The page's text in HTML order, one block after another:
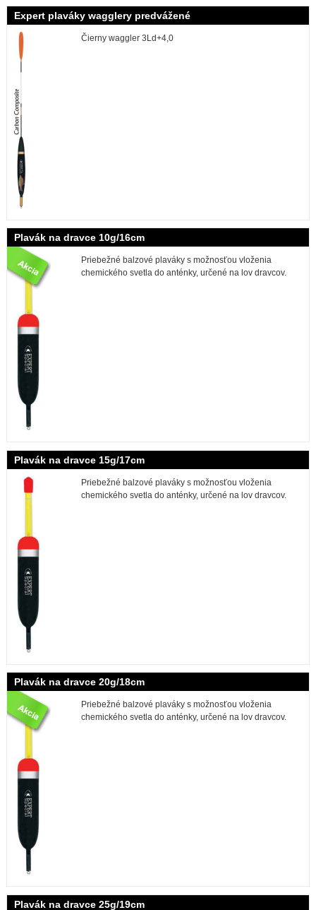
Expert plaváky wagglery predvážené
Čierny waggler 3Ld+4,0
Plavák na dravce 10g/16cm
Priebežné balzové plaváky s možnosťou vloženia
chemického svetla do anténky, určené na lov dravcov.
Plavák na dravce 15g/17cm
Priebežné balzové plaváky s možnosťou vloženia
chemického svetla do anténky, určené na lov dravcov.
Plavák na dravce 20g/18cm
Priebežné balzové plaváky s možnosťou vloženia
chemického svetla do anténky, určené na lov dravcov.
Plavák na dravce 25g/19cm